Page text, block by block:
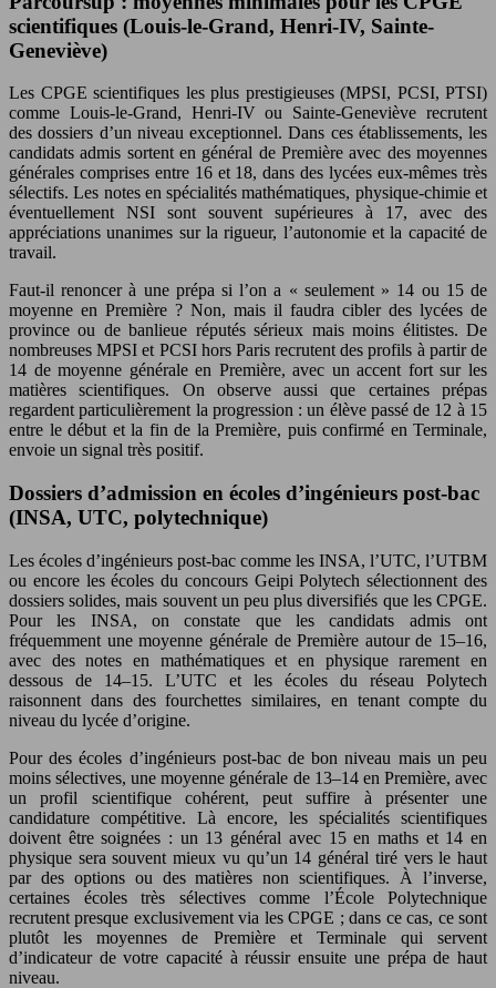
scientifiques (Louis-le-Grand, Henri-IV, Sainte-
Geneviève)
Les CPGE scientifiques les plus prestigieuses (MPSI, PCSI, PTSI)
comme Louis-le-Grand, Henri-IV ou Sainte-Geneviève recrutent
des dossiers d’un niveau exceptionnel. Dans ces établissements, les
candidats admis sortent en général de Première avec des moyennes
générales comprises entre 16 et 18, dans des lycées eux-mêmes très
sélectifs. Les notes en spécialités mathématiques, physique-chimie et
éventuellement NSI sont souvent supérieures à 17, avec des
appréciations unanimes sur la rigueur, l’autonomie et la capacité de
travail.
Faut-il renoncer à une prépa si l’on a « seulement » 14 ou 15 de
moyenne en Première ? Non, mais il faudra cibler des lycées de
province ou de banlieue réputés sérieux mais moins élitistes. De
nombreuses MPSI et PCSI hors Paris recrutent des profils à partir de
14 de moyenne générale en Première, avec un accent fort sur les
matières scientifiques. On observe aussi que certaines prépas
regardent particulièrement la progression : un élève passé de 12 à 15
entre le début et la fin de la Première, puis confirmé en Terminale,
envoie un signal très positif.
Dossiers d’admission en écoles d’ingénieurs post-bac
(INSA, UTC, polytechnique)
Les écoles d’ingénieurs post-bac comme les INSA, l’UTC, l’UTBM
ou encore les écoles du concours Geipi Polytech sélectionnent des
dossiers solides, mais souvent un peu plus diversifiés que les CPGE.
Pour les INSA, on constate que les candidats admis ont
fréquemment une moyenne générale de Première autour de 15–16,
avec des notes en mathématiques et en physique rarement en
dessous de 14–15. L’UTC et les écoles du réseau Polytech
raisonnent dans des fourchettes similaires, en tenant compte du
niveau du lycée d’origine.
Pour des écoles d’ingénieurs post-bac de bon niveau mais un peu
moins sélectives, une moyenne générale de 13–14 en Première, avec
un profil scientifique cohérent, peut suffire à présenter une
candidature compétitive. Là encore, les spécialités scientifiques
doivent être soignées : un 13 général avec 15 en maths et 14 en
physique sera souvent mieux vu qu’un 14 général tiré vers le haut
par des options ou des matières non scientifiques. À l’inverse,
certaines écoles très sélectives comme l’École Polytechnique
recrutent presque exclusivement via les CPGE ; dans ce cas, ce sont
plutôt les moyennes de Première et Terminale qui servent
d’indicateur de votre capacité à réussir ensuite une prépa de haut
niveau.